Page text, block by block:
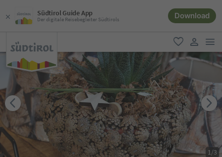
Südtirol Guide App
Der digitale Reisebegleiter Südtirols Download
favorit
user link
1/3